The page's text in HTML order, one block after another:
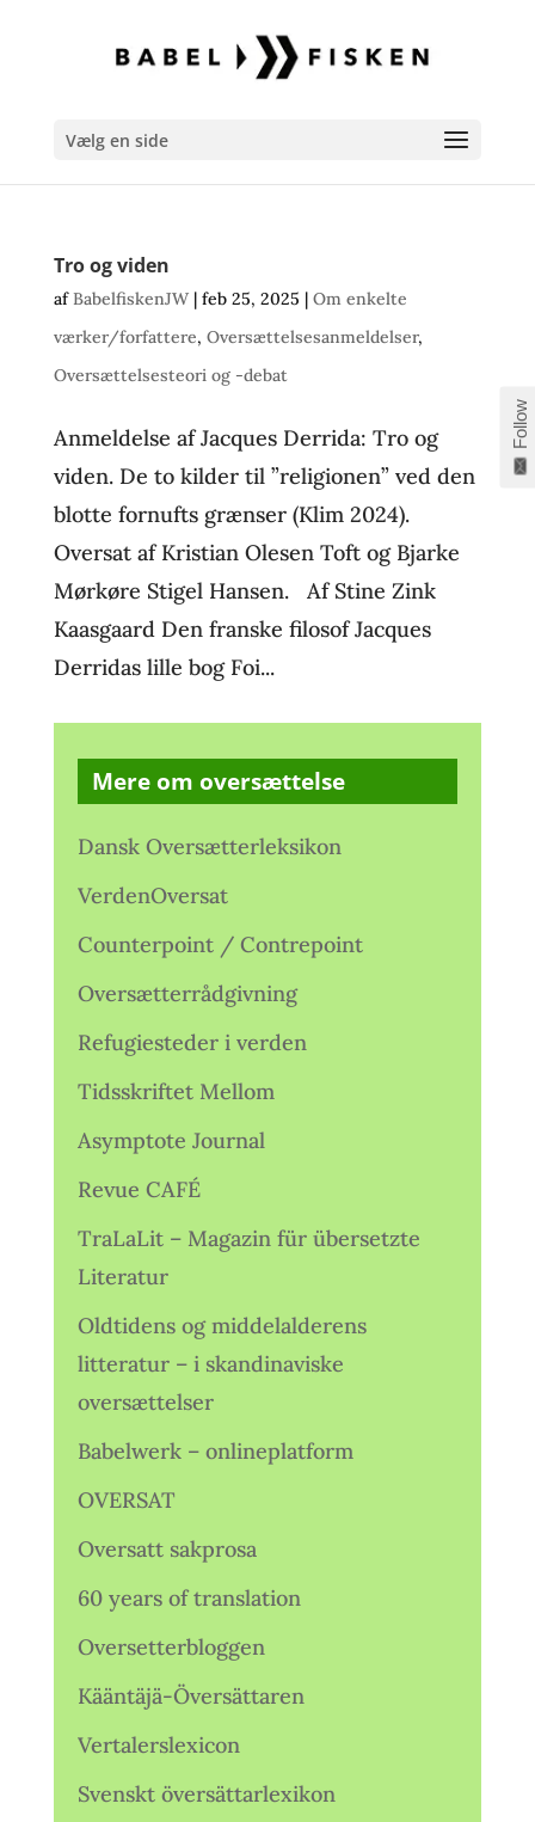
Vælg en side
Tro og viden
afBabelfiskenJW| feb 25, 2025 | Om enkelte
værker/forfattere, Oversættelsesanmeldelser,
Oversættelsesteori og -debat
Anmeldelse af Jacques Derrida: Tro og
viden. De to kilder til ”religionen” ved den
blotte fornufts grænser (Klim 2024).
Oversat af Kristian Olesen Toft og Bjarke
Mørkøre Stigel Hansen. Af Stine Zink
Kaasgaard Den franske filosof Jacques
Derridas lille bog Foi...
Mere om oversættelse
Dansk Oversætterleksikon
VerdenOversat
Counterpoint / Contrepoint
Oversætterrådgivning
Refugiesteder i verden
Tidsskriftet Mellom
Asymptote Journal
Revue CAFÉ
TraLaLit – Magazin für übersetzte
Literatur
Oldtidens og middelalderens
litteratur – i skandinaviske
oversættelser
Babelwerk – onlineplatform
OVERSAT
Oversatt sakprosa
60 years of translation
Oversetterbloggen
Kääntäjä-Översättaren
Vertalerslexicon
Svenskt översättarlexikon
Follow